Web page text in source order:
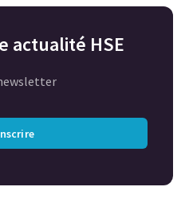
actualité HSE